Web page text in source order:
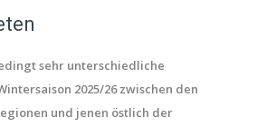
sehr unterschiedliche
2025/26 zwischen den
und jenen östlich der